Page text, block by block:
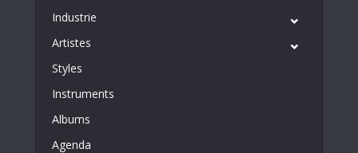
Industrie
Artistes
Styles
Instruments
Albums
Agenda